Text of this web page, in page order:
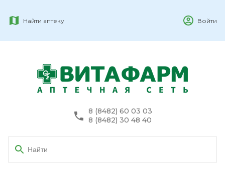
Найти аптеку Войти
8 (8482) 60 03 03
8 (8482) 30 48 40